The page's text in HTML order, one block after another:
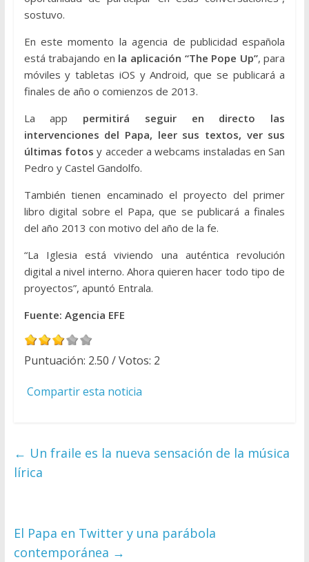
sostuvo.
En este momento la agencia de publicidad española
está trabajando en la aplicación “The Pope Up”, para
móviles y tabletas iOS y Android, que se publicará a
finales de año o comienzos de 2013.
La app permitirá seguir en directo las
intervenciones del Papa, leer sus textos, ver sus
últimas fotos y acceder a webcams instaladas en San
Pedro y Castel Gandolfo.
También tienen encaminado el proyecto del primer
libro digital sobre el Papa, que se publicará a finales
del año 2013 con motivo del año de la fe.
“La Iglesia está viviendo una auténtica revolución
digital a nivel interno. Ahora quieren hacer todo tipo de
proyectos”, apuntó Entrala.
Fuente: Agencia EFE
Puntuación: 2.50 / Votos: 2
Compartir esta noticia
← Un fraile es la nueva sensación de la música
lírica
El Papa en Twitter y una parábola
contemporánea →